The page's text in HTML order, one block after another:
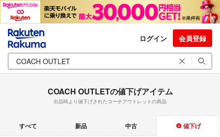
ログイン 会員登録
COACH OUTLETの値下げアイテム
出品時より値下げされたコーチアウトレットの商品
すべて 新品 中古 値下げ